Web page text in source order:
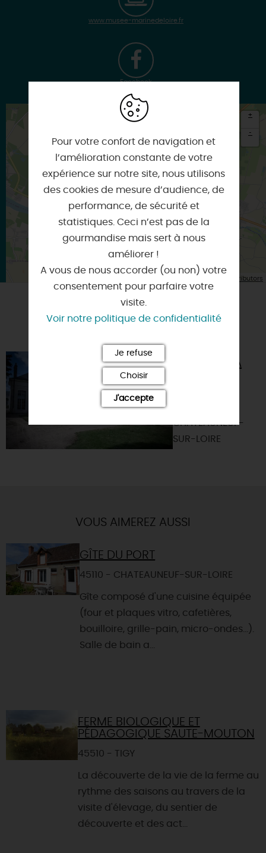
www.musee-marinedeloire.fr
Facebook
×
CHATEAUNEUF-SUR-LOIRE
+
-
| Map data © OpenStreetMap contributors
A TESTER ÉGALEMENT SUR PLACE OU À
MUSÉE DE LA
CHATEAUNEUF-
SUR-LOIRE
VOUS AIMEREZ AUSSI
GÎTE DU PORT
45110 - CHATEAUNEUF-SUR-LOIRE
Gîte composé d'une cuisine équipée
(four et plaques vitro, cafetières,
bouilloire, grille-pain, micro-ondes...).
Salle de bain a...
FERME BIOLOGIQUE ET
PÉDAGOGIQUE SAUTE-MOUTON
45510 - TIGY
La découverte de la vie de la ferme au
rythme des saisons au travers de la
visite d'élevage, du sentier de
découverte et des act...
Pour votre confort de navigation et
l’amélioration constante de votre
expérience sur notre site, nous utilisons
des cookies de mesure d’audience, de
performance, de sécurité et
statistiques. Ceci n’est pas de la
gourmandise mais sert à nous
améliorer !
A vous de nous accorder (ou non) votre
consentement pour parfaire votre
visite.
Voir notre politique de confidentialité
Je refuse
Choisir
J'accepte